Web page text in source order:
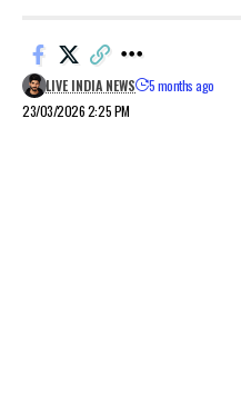
23/03/2026 2:25 PM
LIVE INDIA NEWS 5 months ago